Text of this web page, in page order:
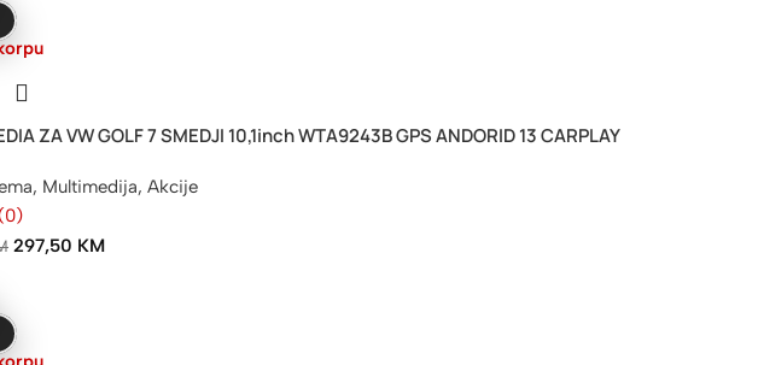
ZA VW GOLF 7 SMEDJI 10,1inch WTA9243B GPS ANDORID 13 CARPLAY
, Multimedija, Akcije
297,50 KM